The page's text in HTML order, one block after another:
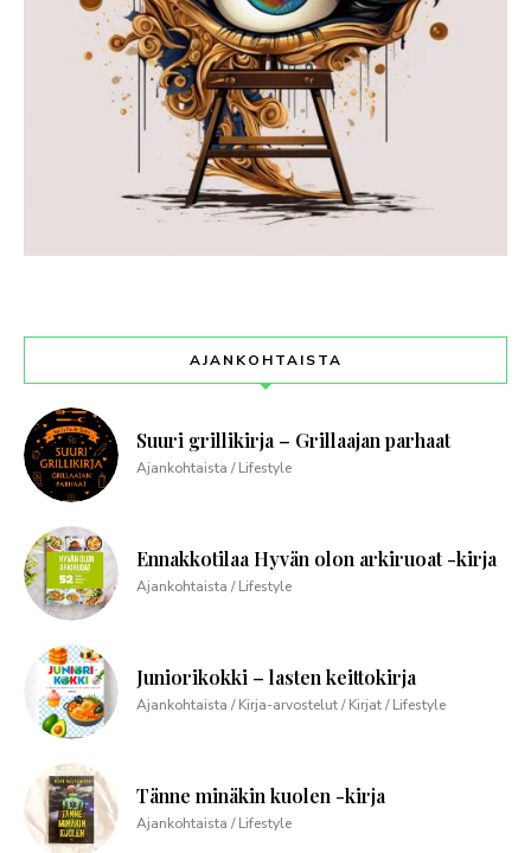
AJANKOHTAISTA
Suuri grillikirja – Grillaajan parhaat
Ajankohtaista / Lifestyle
Ennakkotilaa Hyvän olon arkiruoat -kirja
Ajankohtaista / Lifestyle
Juniorikokki – lasten keittokirja
Ajankohtaista / Kirja-arvostelut / Kirjat / Lifestyle
Tänne minäkin kuolen -kirja
Ajankohtaista / Lifestyle